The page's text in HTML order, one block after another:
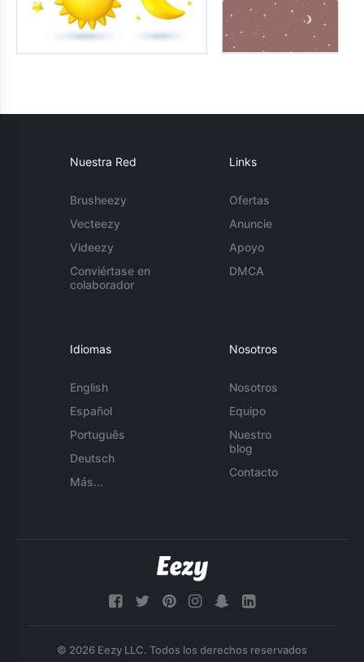
Nuestra Red
Brusheezy
Vecteezy
Videezy
Conviértase en
colaborador
Links
Ofertas
Anuncie
Apoyo
DMCA
Idiomas
English
Español
Português
Deutsch
Más...
Nosotros
Nosotros
Equipo
Nuestro
blog
Contacto
© 2026 Eezy LLC. Todos los derechos reservados